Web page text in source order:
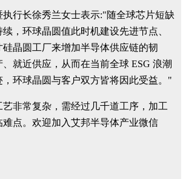
行长徐秀兰女士表示:"随全球芯片短缺
，环球晶圆值此时机建设先进节点、
硅晶圆工厂来增加半导体供应链的韧
就近供应，从而在当前全球 ESG 浪潮
环球晶圆与客户双方皆将因此受益。"
非常复杂，需经过几千道工序，加工
难点。欢迎加入艾邦半导体产业微信